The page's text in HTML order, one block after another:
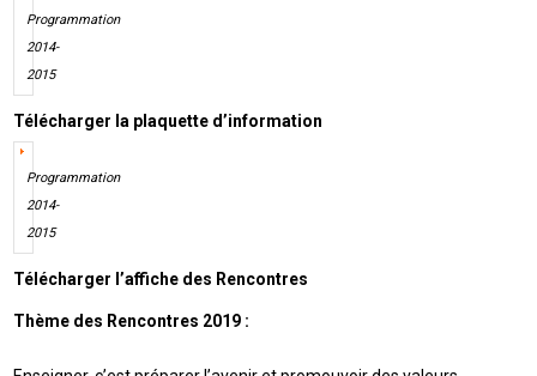
Programmation
2014-
2015
Télécharger la plaquette d’information
Programmation
2014-
2015
Télécharger l’affiche des Rencontres
Thème des Rencontres 2019 :